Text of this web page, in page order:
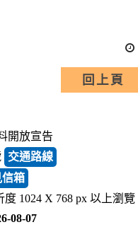
回上頁
開放宣告
交通路線
箱
1024 X 768 px 以上瀏覽
08-07